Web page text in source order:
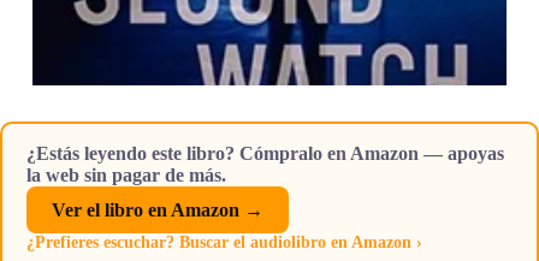
¿Estás leyendo este libro? Cómpralo en Amazon — apoyas
la web sin pagar de más.
Ver el libro en Amazon →
¿Prefieres escuchar? Buscar el audiolibro en Amazon ›